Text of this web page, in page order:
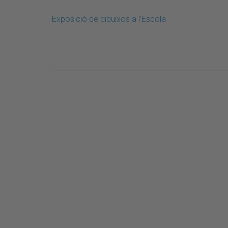
Exposició de dibuixos a l'Escola